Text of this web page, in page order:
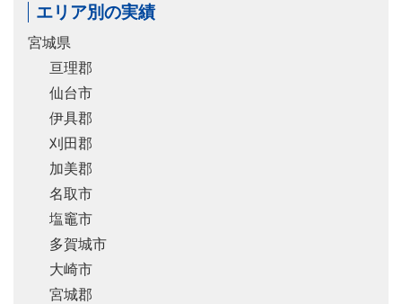
エリア別の実績
宮城県
亘理郡
仙台市
伊具郡
刈田郡
加美郡
名取市
塩竈市
多賀城市
大崎市
宮城郡